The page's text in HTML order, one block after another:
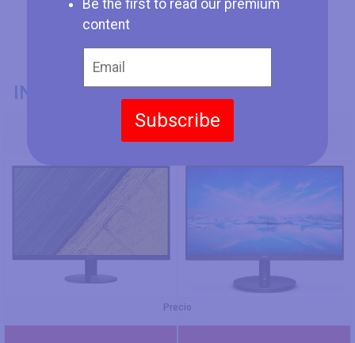
Be the first to read our premium
content
Subscribe
INFORMACIÓN GENERAL
Modelo
Acer SA270Abi
Philips 271V8LA
Precio